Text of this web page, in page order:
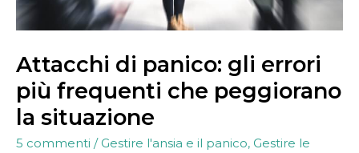
Attacchi di panico: gli errori
più frequenti che peggiorano
la situazione
5 commenti / Gestire l'ansia e il panico, Gestire le
situazione